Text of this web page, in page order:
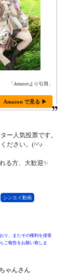
「Amazonより引用」
Amazon で見る ▶
ー人気投票です。
ださい。(^^♪
る方、大歓迎✨
シンエイ動画
り、またその権利を侵害
ご報告をお願い致しま
ゃんさん